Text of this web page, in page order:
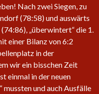
wieder
an
Fahrt
auf
Nach zwei Siegen, zu
(78:58) und auswärts
„überwintert“ die 1.
einer Bilanz von 6:2
in der
wir ein bisschen Zeit
einmal in der neuen
mussten und auch Ausfälle